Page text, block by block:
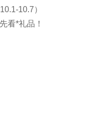
10.7）
看*礼品！